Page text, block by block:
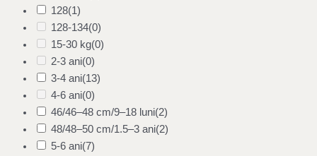
128(1)
128-134(0)
15-30 kg(0)
2-3 ani(0)
3-4 ani(13)
4-6 ani(0)
46/46–48 cm/9–18 luni(2)
48/48–50 cm/1.5–3 ani(2)
5-6 ani(7)